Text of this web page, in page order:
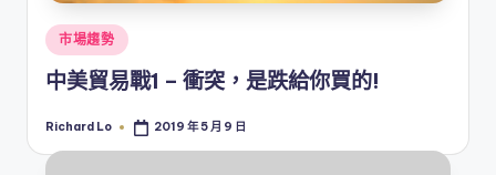
Posted
in
市場趨勢
中美貿易戰1 – 衝突，是跌給你買的!
Posted
Richard Lo 2019 年 5 月 9 日